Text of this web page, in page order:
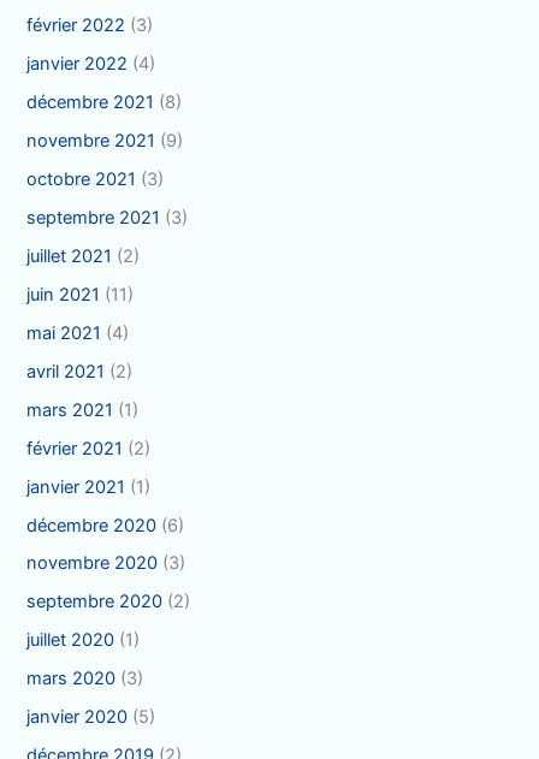
février 2022 (3)
janvier 2022 (4)
décembre 2021 (8)
novembre 2021 (9)
octobre 2021 (3)
septembre 2021 (3)
juillet 2021 (2)
juin 2021 (11)
mai 2021 (4)
avril 2021 (2)
mars 2021 (1)
février 2021 (2)
janvier 2021 (1)
décembre 2020 (6)
novembre 2020 (3)
septembre 2020 (2)
juillet 2020 (1)
mars 2020 (3)
janvier 2020 (5)